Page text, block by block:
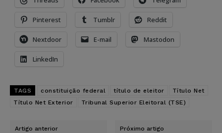
Pinterest Tumblr Reddit
Nextdoor E-mail Mastodon
LinkedIn
TAGS constituição federal título de eleitor
Título Net
Título Net Exterior
Tribunal Superior Eleitoral (TSE)
Artigo anterior Próximo artigo